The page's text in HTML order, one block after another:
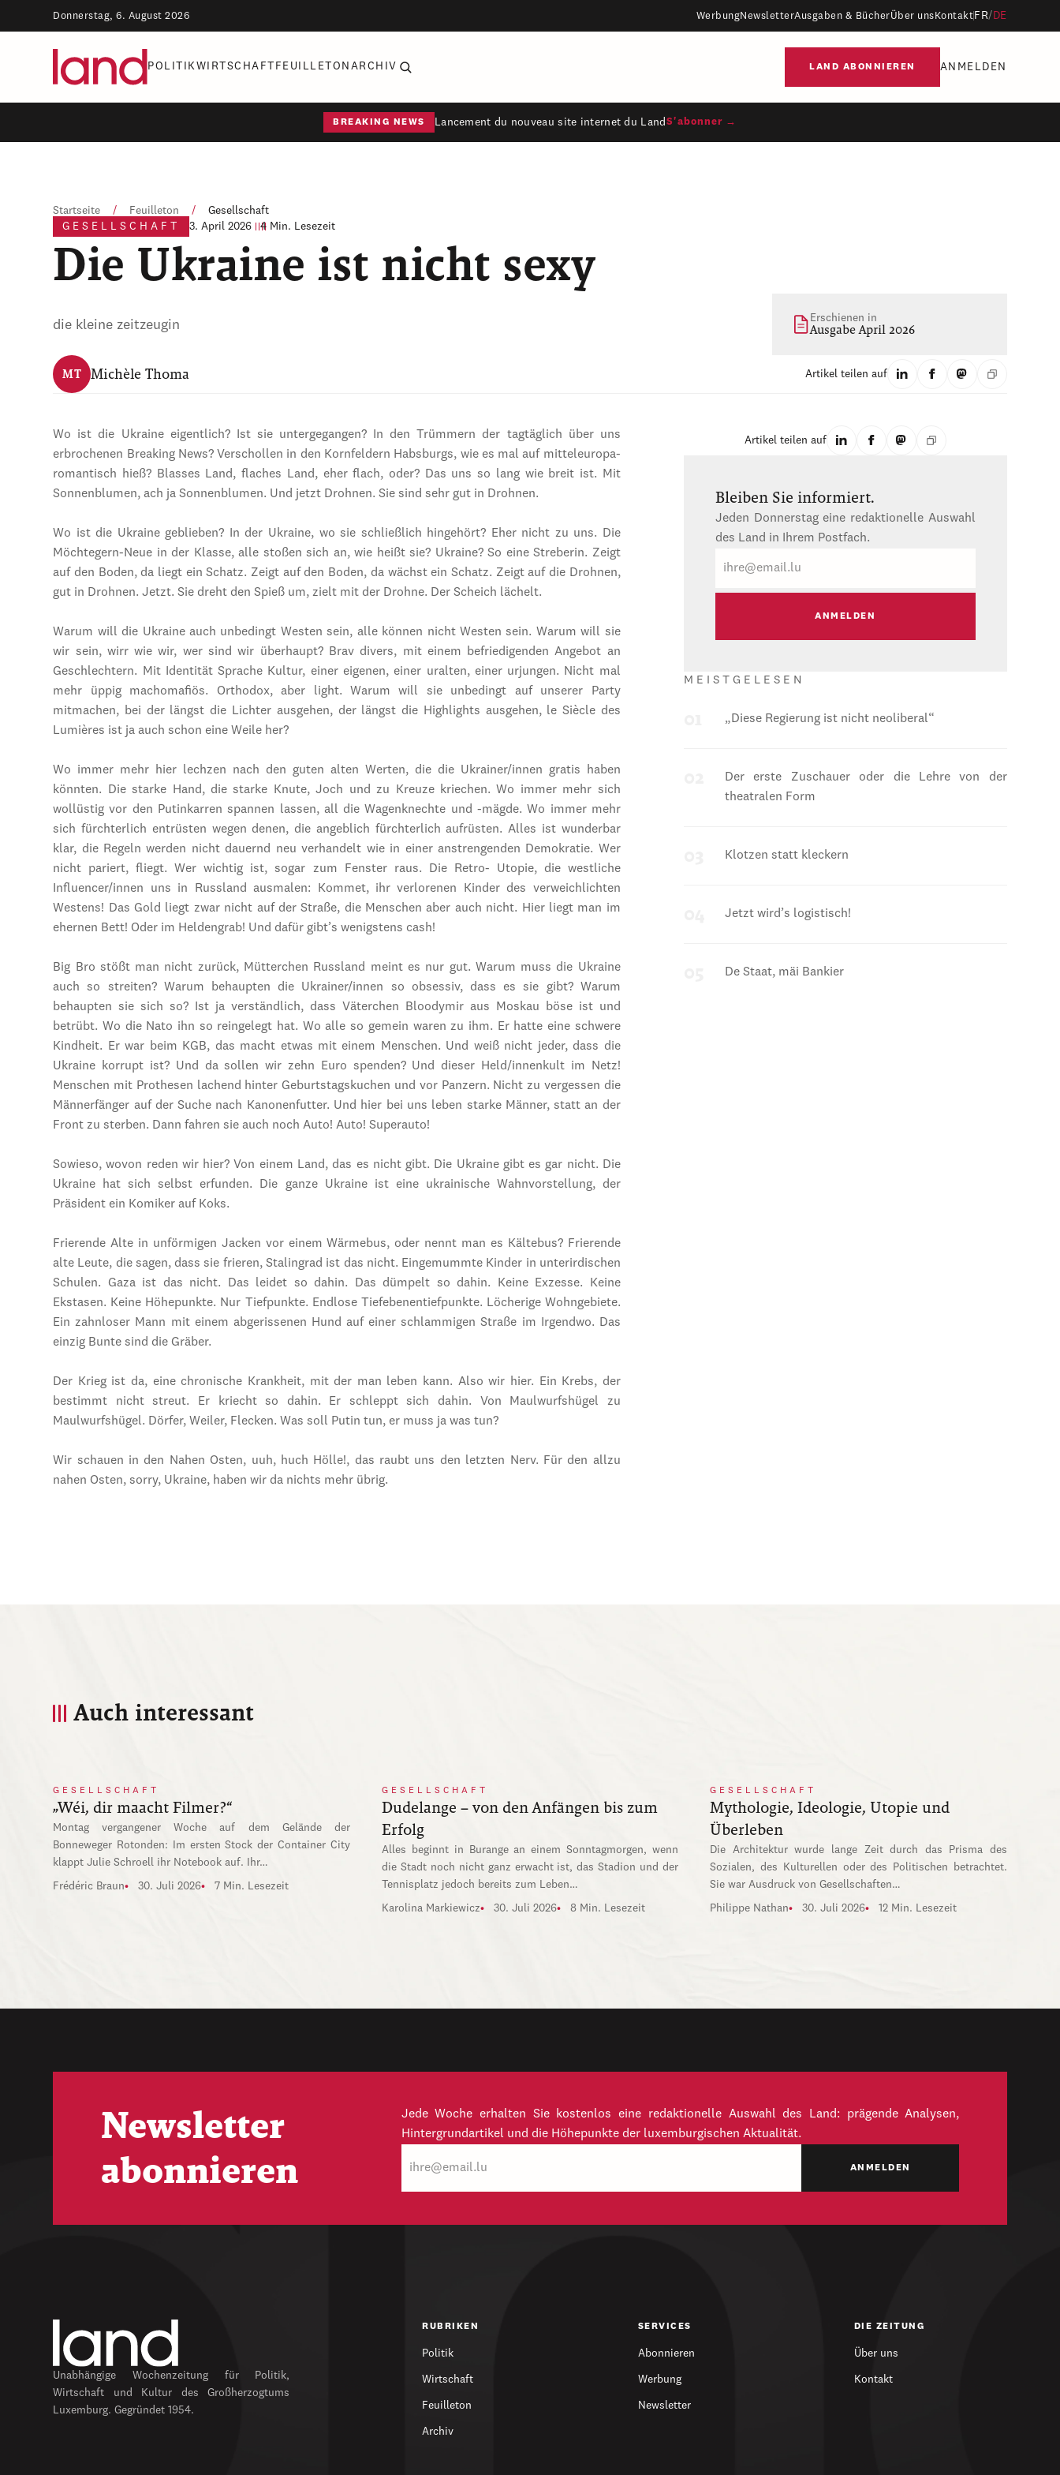
Donnerstag, 6. August 2026 WerbungNewsletterAusgaben & BücherÜber uns Kontakt FR/ DE
POLITIKWIRTSCHAFT FEUILLETON ARCHIV LAND ABONNIEREN ANMELDEN
BREAKING NEWS Lancement du nouveau site internet du Land S'abonner →
Startseite / Feuilleton /
Gesellschaft
GESELLSCHAFT
3. April 2026 4 Min. Lesezeit
Die Ukraine ist nicht sexy
die kleine zeitzeugin Erschienen in
Ausgabe April 2026
MT Michèle Thoma Artikel teilen auf
Wo ist die Ukraine eigentlich? Ist sie untergegangen? In den Trümmern der tagtäglich über uns
erbrochenen Breaking News? Verschollen in den Kornfeldern Habsburgs, wie es mal auf mitteleuropa-
romantisch hieß? Blasses Land, flaches Land, eher flach, oder? Das uns so lang wie breit ist. Mit
Sonnenblumen, ach ja Sonnenblumen. Und jetzt Drohnen. Sie sind sehr gut in Drohnen.
Wo ist die Ukraine geblieben? In der Ukraine, wo sie schließlich hingehört? Eher nicht zu uns. Die
Möchtegern-Neue in der Klasse, alle stoßen sich an, wie heißt sie? Ukraine? So eine Streberin. Zeigt
auf den Boden, da liegt ein Schatz. Zeigt auf den Boden, da wächst ein Schatz. Zeigt auf die Drohnen,
gut in Drohnen. Jetzt. Sie dreht den Spieß um, zielt mit der Drohne. Der Scheich lächelt.
Warum will die Ukraine auch unbedingt Westen sein, alle können nicht Westen sein. Warum will sie
wir sein, wirr wie wir, wer sind wir überhaupt? Brav divers, mit einem befriedigenden Angebot an
Geschlechtern. Mit Identität Sprache Kultur, einer eigenen, einer uralten, einer urjungen. Nicht mal
mehr üppig machomafiös. Orthodox, aber light. Warum will sie unbedingt auf unserer Party
mitmachen, bei der längst die Lichter ausgehen, der längst die Highlights ausgehen, le Siècle des
Lumières ist ja auch schon eine Weile her?
Wo immer mehr hier lechzen nach den guten alten Werten, die die Ukrainer/innen gratis haben
könnten. Die starke Hand, die starke Knute, Joch und zu Kreuze kriechen. Wo immer mehr sich
wollüstig vor den Putinkarren spannen lassen, all die Wagenknechte und -mägde. Wo immer mehr
sich fürchterlich entrüsten wegen denen, die angeblich fürchterlich aufrüsten. Alles ist wunderbar
klar, die Regeln werden nicht dauernd neu verhandelt wie in einer anstrengenden Demokratie. Wer
nicht pariert, fliegt. Wer wichtig ist, sogar zum Fenster raus. Die Retro- Utopie, die westliche
Influencer/innen uns in Russland ausmalen: Kommet, ihr verlorenen Kinder des verweichlichten
Westens! Das Gold liegt zwar nicht auf der Straße, die Menschen aber auch nicht. Hier liegt man im
ehernen Bett! Oder im Heldengrab! Und dafür gibt’s wenigstens cash!
Big Bro stößt man nicht zurück, Mütterchen Russland meint es nur gut. Warum muss die Ukraine
auch so streiten? Warum behaupten die Ukrainer/innen so obsessiv, dass es sie gibt? Warum
behaupten sie sich so? Ist ja verständlich, dass Väterchen Bloodymir aus Moskau böse ist und
betrübt. Wo die Nato ihn so reingelegt hat. Wo alle so gemein waren zu ihm. Er hatte eine schwere
Kindheit. Er war beim KGB, das macht etwas mit einem Menschen. Und weiß nicht jeder, dass die
Ukraine korrupt ist? Und da sollen wir zehn Euro spenden? Und dieser Held/innenkult im Netz!
Menschen mit Prothesen lachend hinter Geburtstagskuchen und vor Panzern. Nicht zu vergessen die
Männerfänger auf der Suche nach Kanonenfutter. Und hier bei uns leben starke Männer, statt an der
Front zu sterben. Dann fahren sie auch noch Auto! Auto! Superauto!
Sowieso, wovon reden wir hier? Von einem Land, das es nicht gibt. Die Ukraine gibt es gar nicht. Die
Ukraine hat sich selbst erfunden. Die ganze Ukraine ist eine ukrainische Wahnvorstellung, der
Präsident ein Komiker auf Koks.
Frierende Alte in unförmigen Jacken vor einem Wärmebus, oder nennt man es Kältebus? Frierende
alte Leute, die sagen, dass sie frieren, Stalingrad ist das nicht. Eingemummte Kinder in unterirdischen
Schulen. Gaza ist das nicht. Das leidet so dahin. Das dümpelt so dahin. Keine Exzesse. Keine
Ekstasen. Keine Höhepunkte. Nur Tiefpunkte. Endlose Tiefebenentiefpunkte. Löcherige Wohngebiete.
Ein zahnloser Mann mit einem abgerissenen Hund auf einer schlammigen Straße im Irgendwo. Das
einzig Bunte sind die Gräber.
Der Krieg ist da, eine chronische Krankheit, mit der man leben kann. Also wir hier. Ein Krebs, der
bestimmt nicht streut. Er kriecht so dahin. Er schleppt sich dahin. Von Maulwurfshügel zu
Maulwurfshügel. Dörfer, Weiler, Flecken. Was soll Putin tun, er muss ja was tun?
Wir schauen in den Nahen Osten, uuh, huch Hölle!, das raubt uns den letzten Nerv. Für den allzu
nahen Osten, sorry, Ukraine, haben wir da nichts mehr übrig.
Artikel teilen auf
Bleiben Sie informiert.
Jeden Donnerstag eine redaktionelle Auswahl
des Land in Ihrem Postfach.
Mail
MEISTGELESEN
„Diese Regierung ist nicht neoliberal“
Der erste Zuschauer oder die Lehre von der
theatralen Form
Klotzen statt kleckern
Jetzt wird’s logistisch!
De Staat, mäi Bankier
Auch interessant
GESELLSCHAFT
„Wéi, dir maacht Filmer?“
Montag vergangener Woche auf dem Gelände der
Bonneweger Rotonden: Im ersten Stock der Container City
klappt Julie Schroell ihr Notebook auf. Ihr…
Frédéric Braun 30. Juli 2026 7 Min. Lesezeit
GESELLSCHAFT
Dudelange – von den Anfängen bis zum
Erfolg
Alles beginnt in Burange an einem Sonntagmorgen, wenn
die Stadt noch nicht ganz erwacht ist, das Stadion und der
Tennisplatz jedoch bereits zum Leben…
Karolina Markiewicz 30. Juli 2026 8 Min. Lesezeit
GESELLSCHAFT
Mythologie, Ideologie, Utopie und
Überleben
Die Architektur wurde lange Zeit durch das Prisma des
Sozialen, des Kulturellen oder des Politischen betrachtet.
Sie war Ausdruck von Gesellschaften…
Philippe Nathan 30. Juli 2026 12 Min. Lesezeit
Newsletter
abonnieren
Jede Woche erhalten Sie kostenlos eine redaktionelle Auswahl des Land: prägende Analysen,
Hintergrundartikel und die Höhepunkte der luxemburgischen Aktualität.
Mail
Unabhängige Wochenzeitung für Politik,
Wirtschaft und Kultur des Großherzogtums
Luxemburg. Gegründet 1954.
RUBRIKEN
Politik
Wirtschaft
Feuilleton
Archiv
SERVICES
Abonnieren
Werbung
Newsletter
DIE ZEITUNG
Über uns
Kontakt